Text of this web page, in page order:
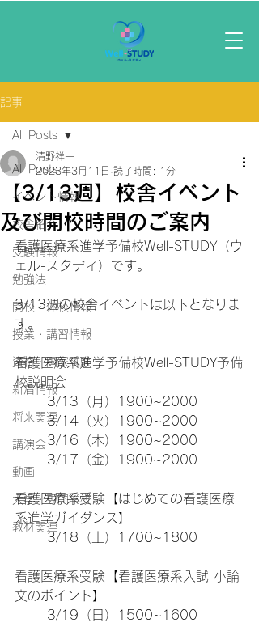
記事
All Posts
イベント情報
校舎紹介
受験情報
勉強法
開校・休校情報
授業・講習情報
資格・国家試験
新着情報
将来関連
講演会
動画
大学・専門学校
教材関連
All Posts
【3/13週】校舎イベント
及び開校時間のご案内
清野祥一
2023年3月11日 読了時間: 1分
看護医療系進学予備校Well-STUDY（ウ
ェル-スタディ）です。
3/13週の校舎イベントは以下となりま
す。
看護医療系進学予備校Well-STUDY予備
校説明会
	3/13（月）1900~2000
	3/14（火）1900~2000
	3/16（木）1900~2000
	3/17（金）1900~2000
看護医療系受験【はじめての看護医療
系進学ガイダンス】
	3/18（土）1700~1800
看護医療系受験【看護医療系入試 小論
文のポイント】
	3/19（日）1500~1600